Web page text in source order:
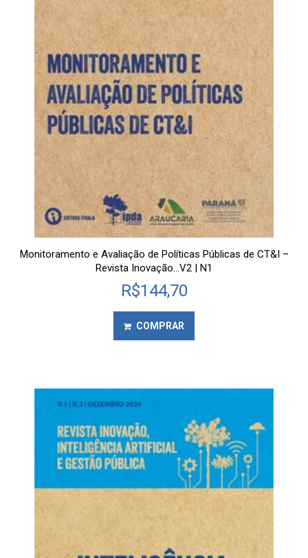
Monitoramento e Avaliação de Políticas Públicas de CT&I –
Revista Inovação…V2 | N1
R$144,70
COMPRAR